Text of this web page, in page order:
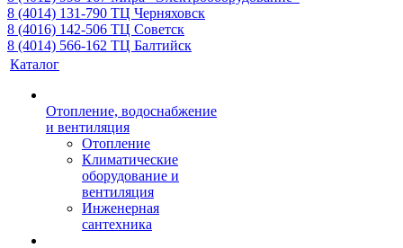
8 (4014) 131-790 ТЦ Черняховск
8 (4016) 142-506 ТЦ Советск
8 (4014) 566-162 ТЦ Балтийск
Каталог
Отопление, водоснабжение
и вентиляция
Отопление
Климатические
оборудование и
вентиляция
Инженерная
сантехника